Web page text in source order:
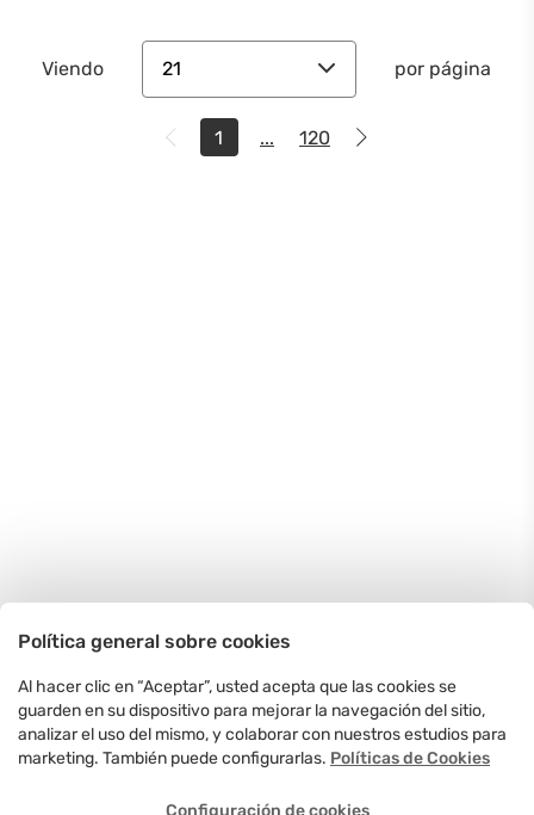
Viendo 21 por página
1 ... 120
Política general sobre cookies
Al hacer clic en “Aceptar”, usted acepta que las cookies se
guarden en su dispositivo para mejorar la navegación del sitio,
analizar el uso del mismo, y colaborar con nuestros estudios para
marketing. También puede configurarlas. Políticas de Cookies
Configuración de cookies